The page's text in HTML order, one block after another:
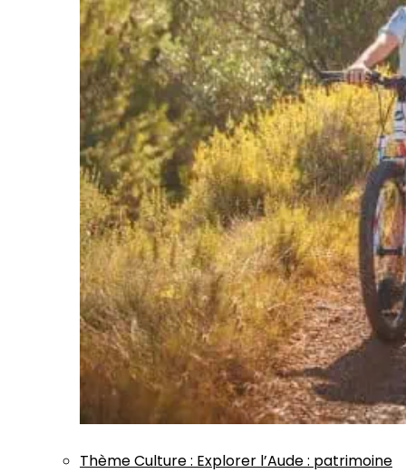
ThèmeCulture: Explorer l’Aude : patrimoine